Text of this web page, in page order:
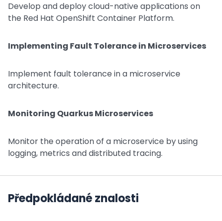
Develop and deploy cloud-native applications on
the Red Hat OpenShift Container Platform.
Implementing Fault Tolerance in Microservices
Implement fault tolerance in a microservice
architecture.
Monitoring Quarkus Microservices
Monitor the operation of a microservice by using
logging, metrics and distributed tracing.
Předpokládané znalosti